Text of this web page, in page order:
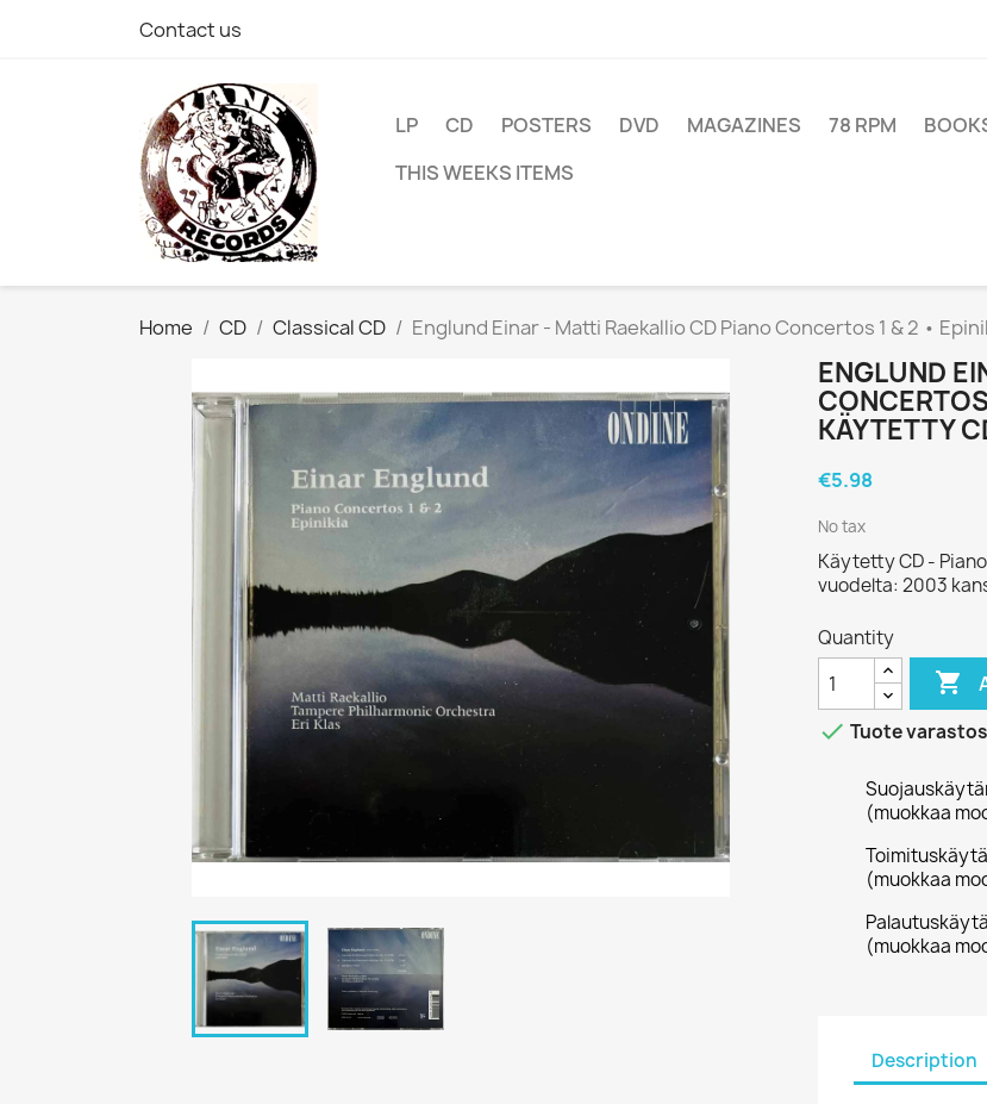
Contact us
LP CD POSTERS DVD MAGAZINES 78 RPM
THIS WEEKS ITEMS
Home CD Classical CD Englund Einar - Matti Raekallio CD Piano Concertos 1 & 2 •
ENGLUND
KÄYTETTY
€5.98
No tax
Käytetty CD - Piano
vuodelta: 2003
Quantity

 Tuote
(muokkaa
(muokkaa
(muokkaa
Description